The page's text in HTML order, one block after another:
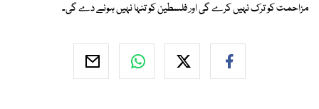
مزاحمت کو ترک نہیں کرے گی اور فلسطین کو تنہا نہیں ہونے دے گی۔